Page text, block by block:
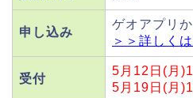
申し込み
ゲオアプリ
＞＞詳しく
受付
5月12日(月
5月19日(月